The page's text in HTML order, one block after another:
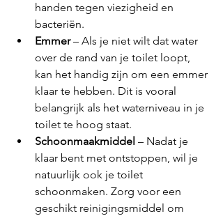
handen tegen viezigheid en
bacteriën.
Emmer – Als je niet wilt dat water
over de rand van je toilet loopt,
kan het handig zijn om een emmer
klaar te hebben. Dit is vooral
belangrijk als het waterniveau in je
toilet te hoog staat.
Schoonmaakmiddel – Nadat je
klaar bent met ontstoppen, wil je
natuurlijk ook je toilet
schoonmaken. Zorg voor een
geschikt reinigingsmiddel om